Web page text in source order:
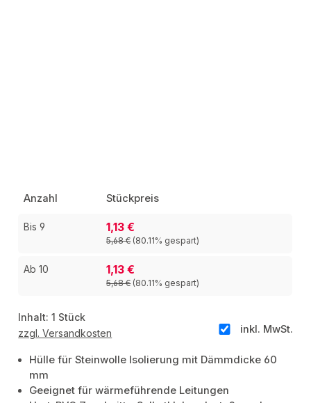
Anzahl Stückpreis
Bis9 1,13 €
5,68 € (80.11% gespart)
Ab10 1,13 €
5,68 € (80.11% gespart)
Inhalt:1 Stück
inkl. MwSt.
zzgl. Versandkosten
Hülle für Steinwolle Isolierung mit Dämmdicke 60
mm
Geeignet für wärmeführende Leitungen